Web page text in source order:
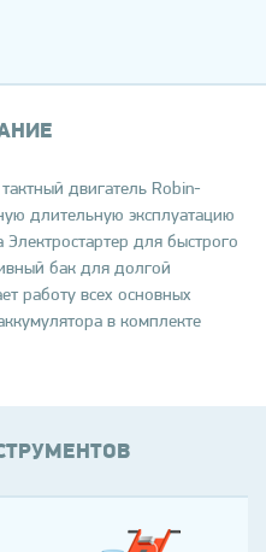
двигатель Robin-
длительную эксплуатацию
для быстрого
бак для долгой
работу всех основных
в комплекте